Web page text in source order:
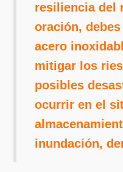
resiliencia del
oración,
acero
mitigar los
posibles
ocurrir en el
inundación,